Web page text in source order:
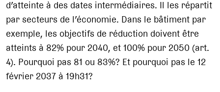
d’atteinte à des dates intermédiaires. Il les répartit
par secteurs de l’économie. Dans le bâtiment par
exemple, les objectifs de réduction doivent être
atteints à 82% pour 2040, et 100% pour 2050 (art.
4). Pourquoi pas 81 ou 83%? Et pourquoi pas le 12
février 2037 à 19h31?